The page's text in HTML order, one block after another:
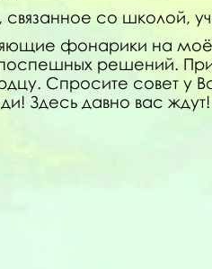
со школой,
фонарики на
решений.
Спросите совет у
Здесь давно вас ждут!